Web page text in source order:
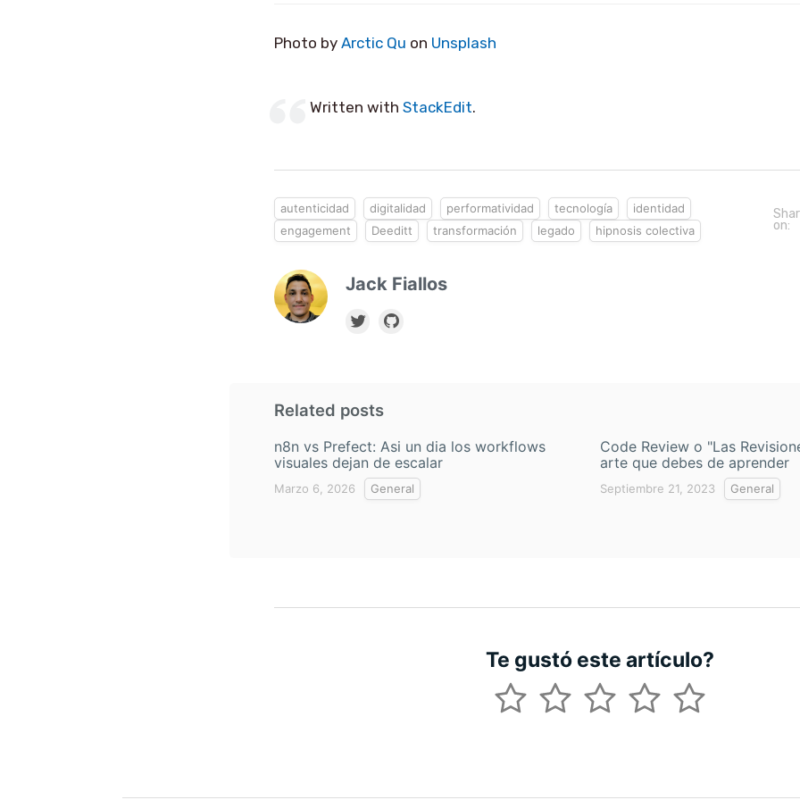
Photo by Arctic Qu on Unsplash
Written with StackEdit.
autenticidad digitalidad performatividad tecnología
identidad
engagement
Deeditt transformación legado hipnosis colectiva on:
Jack Fiallos
Related posts
n8n vs Prefect: Asi un dia los workflows
visuales dejan de escalar
Marzo 6, 2026 General
Code Review o "Las
arte que debes de aprender
Septiembre 21, 2023 General
Te gustó este artículo?